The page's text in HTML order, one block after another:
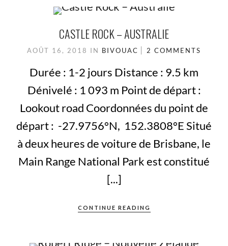
CASTLE ROCK – AUSTRALIE
AOÛT 16, 2018 IN BIVOUAC 2 COMMENTS
Durée : 1-2 jours Distance : 9.5 km
Dénivelé : 1 093 m Point de départ :
Lookout road Coordonnées du point de
départ : -27.9756°N, 152.3808°E Situé
à deux heures de voiture de Brisbane, le
Main Range National Park est constitué
[...]
CONTINUE READING